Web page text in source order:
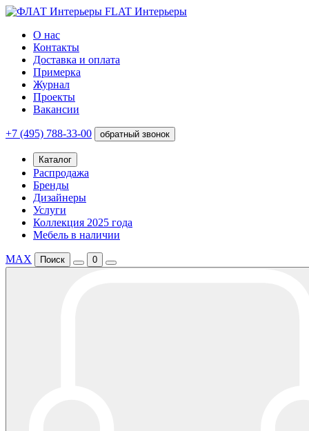
FLAT Интерьеры
О нас
Контакты
Доставка и оплата
Примерка
Журнал
Проекты
Вакансии
+7 (495) 788-33-00 обратный звонок
Каталог
Распродажа
Бренды
Дизайнеры
Услуги
Коллекция 2025 года
Мебель в наличии
MAX Поиск 0